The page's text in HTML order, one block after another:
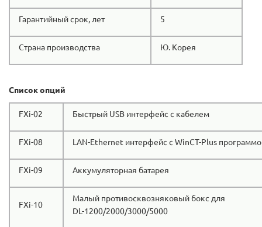
Гарантийный срок, лет 5
Страна производства Ю. Корея
Список опций
FXi-02 Быстрый USB интерфейс с кабелем
FXi-08 LAN-Ethernet интерфейс с WinCT-Plus
FXi-09 Аккумуляторная батарея
FXi-10
Малый противосквозняковый бокс для
DL-1200/2000/3000/5000